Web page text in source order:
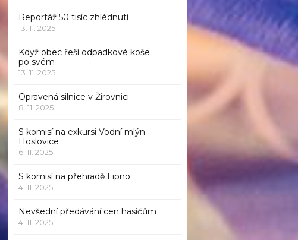
Reportáž 50 tisíc zhlédnutí
13. 11. 2025
Když obec řeší odpadkové koše
po svém
13. 11. 2025
Opravená silnice v Žirovnici
8. 11. 2025
S komisí na exkursi Vodní mlýn
Hoslovice
6. 11. 2025
S komisí na přehradě Lipno
4. 11. 2025
Nevšední předávání cen hasičům
4. 11. 2025